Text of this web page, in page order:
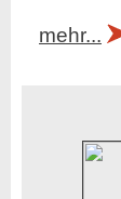
mehr...